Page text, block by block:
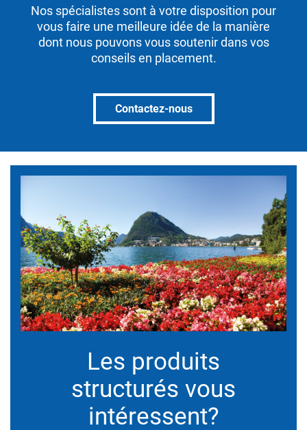
Nos spécialistes sont à votre disposition pour
vous faire une meilleure idée de la manière
dont nous pouvons vous soutenir dans vos
conseils en placement.
Contactez-nous
Les produits
structurés vous
intéressent?